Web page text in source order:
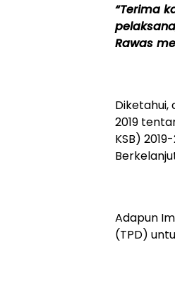
“Terima
Rawas
Diketahui,
2019
KSB)
Adapun
(TPD)